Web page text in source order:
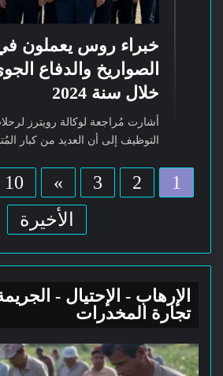
خبراء روس يعملون
الصواريخ والدفاع
خلال سنة 2024
أشارت مُراجعة لوكالة رويترز
التوظيف إلى أن العديد من كبار
1
2
3
»
10
الأخيرة
الإرهاب - الإحتيال -
تجارة المخدرات